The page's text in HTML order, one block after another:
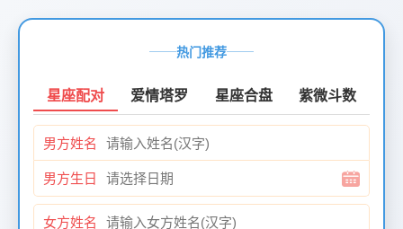
页
2026-
热门推荐
星座配对 爱情塔罗 星座合盘 紫微斗数
男方姓名
男方生日
女方姓名